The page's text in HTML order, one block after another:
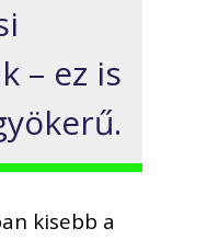
– ez is
kisebb a